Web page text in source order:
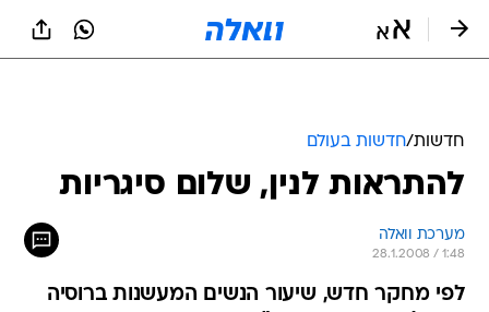
חדשות/חדשות בעולם
להתראות לנין, שלום סיגריות
מערכת וואלה
28.1.2008 / 1:48
לפי מחקר חדש, שיעור הנשים המעשנות ברוסיה